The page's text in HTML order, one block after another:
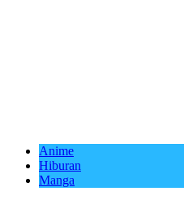
Anime
Hiburan
Manga